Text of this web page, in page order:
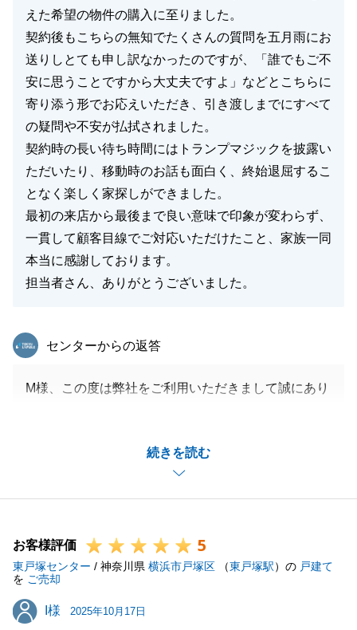
えた希望の物件の購入に至りました。
契約後もこちらの無知でたくさんの質問を五月雨にお
送りしとても申し訳なかったのですが、「誰でもご不
安に思うことですから大丈夫ですよ」などとこちらに
寄り添う形でお応えいただき、引き渡しまでにすべて
の疑問や不安が払拭されました。
契約時の長い待ち時間にはトランプマジックを披露い
ただいたり、移動時のお話も面白く、終始退屈するこ
となく楽しく家探しができました。
最初の来店から最後まで良い意味で印象が変わらず、
一貫して顧客目線でご対応いただけたこと、家族一同
本当に感謝しております。
担当者さん、ありがとうございました。
続きを読む
東急リバブル
センターからの返答
M様、この度は弊社をご利用いただきまして誠にあり
本当にありがとうございます。また、お困りのことが
ございましたらご相談ください。
お客様評価 5
東戸塚センター / 神奈川県 横浜市戸塚区 （東戸塚駅）の 戸建て
を ご売却
I様
I様 2025年10月17日